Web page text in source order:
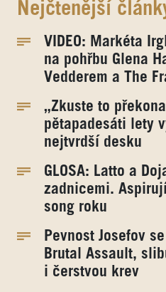
Nejčtenější
VIDEO: Markéta
na pohřbu Glena
Vedderem a The
„Zkuste to
pětapadesáti lety
nejtvrdší desku
GLOSA: Latto a
zadnicemi.
song roku
Pevnost Josefov
Brutal Assault,
i čerstvou krev